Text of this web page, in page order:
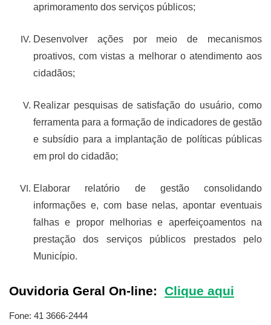
aprimoramento dos serviços públicos;
Desenvolver ações por meio de mecanismos
proativos, com vistas a melhorar o atendimento aos
cidadãos;
Realizar pesquisas de satisfação do usuário, como
ferramenta para a formação de indicadores de gestão
e subsídio para a implantação de políticas públicas
em prol do cidadão;
Elaborar relatório de gestão consolidando
informações e, com base nelas, apontar eventuais
falhas e propor melhorias e aperfeiçoamentos na
prestação dos serviços públicos prestados pelo
Município.
Ouvidoria Geral On-line: Clique aqui
Fone: 41 3666-2444